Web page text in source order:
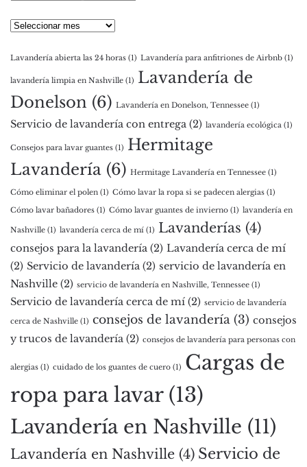
Archivos
Lavandería abierta las 24 horas (1) Lavandería para anfitriones de Airbnb (1)
lavandería limpia en Nashville (1) Lavandería de
Donelson (6) Lavandería en Donelson, Tennessee (1)
Servicio de lavandería con entrega (2) lavandería ecológica (1)
Consejos para lavar guantes (1) Hermitage
Lavandería (6) Hermitage Lavandería en Tennessee (1)
Cómo eliminar el polen (1) Cómo lavar la ropa si se padecen alergias (1)
Cómo lavar bañadores (1) Cómo lavar guantes de invierno (1) lavandería en
Nashville (1) lavandería cerca de mí (1) Lavanderías (4)
consejos para la lavandería (2) Lavandería cerca de mí
(2) Servicio de lavandería (2) servicio de lavandería en
Nashville (2) servicio de lavandería en Nashville, Tennessee (1)
Servicio de lavandería cerca de mí (2) servicio de lavandería
cerca de Nashville (1) consejos de lavandería (3) consejos
y trucos de lavandería (2) consejos de lavandería para personas con
alergias (1) cuidado de los guantes de cuero (1) Cargas de
ropa para lavar(13)
Lavandería en Nashville (11)
Lavandería en Nashville (4) Servicio de